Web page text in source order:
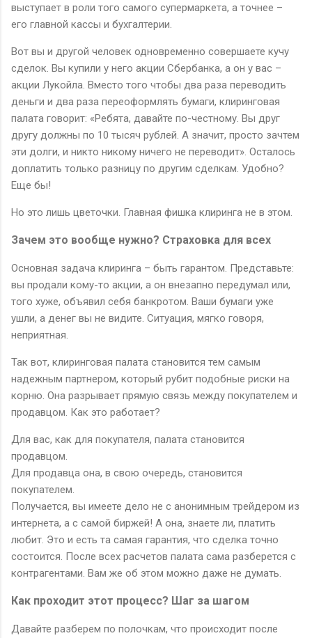
выступает в роли того самого супермаркета, а точнее –
его главной кассы и бухгалтерии.
Вот вы и другой человек одновременно совершаете кучу
сделок. Вы купили у него акции Сбербанка, а он у вас –
акции Лукойла. Вместо того чтобы два раза переводить
деньги и два раза переоформлять бумаги, клиринговая
палата говорит: «Ребята, давайте по-честному. Вы друг
другу должны по 10 тысяч рублей. А значит, просто зачтем
эти долги, и никто никому ничего не переводит». Осталось
доплатить только разницу по другим сделкам. Удобно?
Еще бы!
Но это лишь цветочки. Главная фишка клиринга не в этом.
Зачем это вообще нужно? Страховка для всех
Основная задача клиринга – быть гарантом. Представьте:
вы продали кому-то акции, а он внезапно передумал или,
того хуже, объявил себя банкротом. Ваши бумаги уже
ушли, а денег вы не видите. Ситуация, мягко говоря,
неприятная.
Так вот, клиринговая палата становится тем самым
надежным партнером, который рубит подобные риски на
корню. Она разрывает прямую связь между покупателем и
продавцом. Как это работает?
Для вас, как для покупателя, палата становится
продавцом.
Для продавца она, в свою очередь, становится
покупателем.
Получается, вы имеете дело не с анонимным трейдером из
интернета, а с самой биржей! А она, знаете ли, платить
любит. Это и есть та самая гарантия, что сделка точно
состоится. После всех расчетов палата сама разберется с
контрагентами. Вам же об этом можно даже не думать.
Как проходит этот процесс? Шаг за шагом
Давайте разберем по полочкам, что происходит после